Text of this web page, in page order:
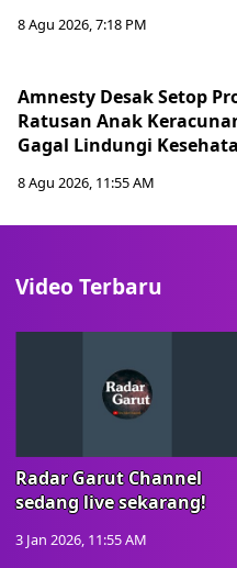
8 Agu 2026, 7:18 PM
Amnesty Desak Setop
Ratusan Anak
Gagal Lindungi
8 Agu 2026, 11:55 AM
Video Terbaru
Radar Garut Channel
sedang live sekarang!
3 Jan 2026, 11:55 AM